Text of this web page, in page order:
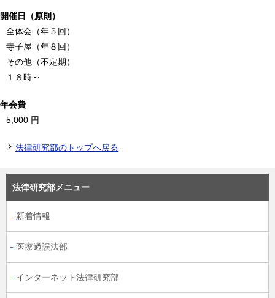
開催日（原則）
全体会（年５回）
寺子屋（年８回）
その他（不定期）
１８時～
年会費
5,000 円
法律研究部のトップへ戻る
法律研究部メニュー
新着情報
医療過誤法部
インターネット法律研究部